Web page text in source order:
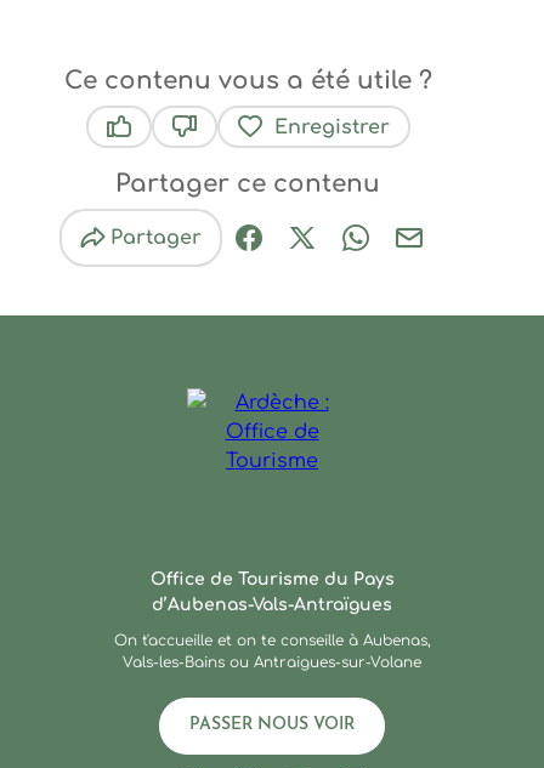
Ce contenu vous a été utile ?
Enregistrer
Partager ce contenu
Partager
Partager sur Facebook
Partager sur X / Twitter
Partager sur
Partager par
Office de Tourisme du Pays
d’Aubenas-Vals-Antraïgues
On t'accueille et on te conseille à Aubenas,
Vals-les-Bains ou Antraigues-sur-Volane
PASSER NOUS VOIR